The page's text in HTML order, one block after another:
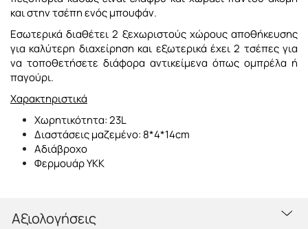
και στην τσέπη ενός μπουφάν.
Εσωτερικά διαθέτει 2 ξεχωριστούς χώρους αποθήκευσης
για καλύτερη διαχείρηση και εξωτερικά έχει 2 τσέπες για
να τοποθετήσετε διάφορα αντικείμενα όπως ομπρέλα ή
παγούρι.
Χαρακτηριστικά
Χωρητικότητα: 23L
Διαστάσεις μαζεμένο: 8*4*14cm
Αδιάβροχο
Φερμουάρ ΥΚΚ
Αξιολογήσεις